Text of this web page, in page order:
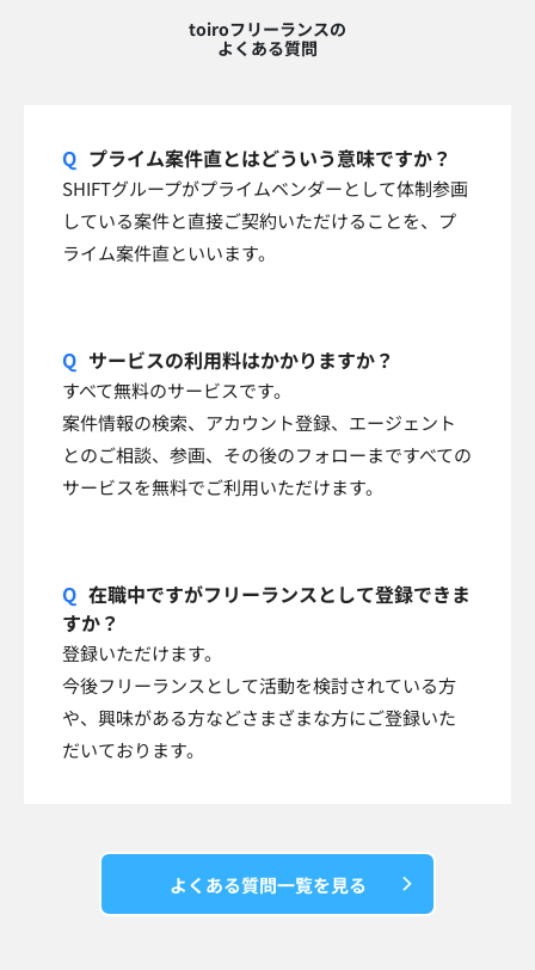
toiroフリーランスの
よくある質問
プライム案件直とはどういう意味ですか？
SHIFTグループがプライムベンダーとして体制参画
している案件と直接ご契約いただけることを、プ
ライム案件直といいます。
サービスの利用料はかかりますか？
すべて無料のサービスです。
案件情報の検索、アカウント登録、エージェント
とのご相談、参画、その後のフォローまですべての
サービスを無料でご利用いただけます。
在職中ですがフリーランスとして登録できま
すか？
登録いただけます。
今後フリーランスとして活動を検討されている方
や、興味がある方などさまざまな方にご登録いた
だいております。
よくある質問一覧を見る